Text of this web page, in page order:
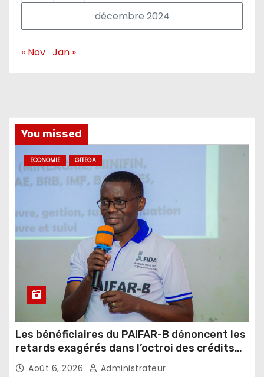
décembre 2024
« Nov Jan »
You missed
ECONOMIE GITEGA
Les bénéficiaires du PAIFAR-B dénoncent les
retards exagérés dans l’octroi des crédits
agricoles
Août 6, 2026 Administrateur